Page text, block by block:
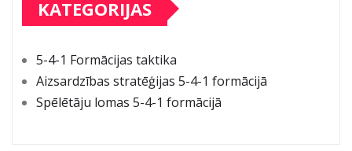
KATEGORIJAS
5-4-1 Formācijas taktika
Aizsardzības stratēģijas 5-4-1 formācijā
Spēlētāju lomas 5-4-1 formācijā